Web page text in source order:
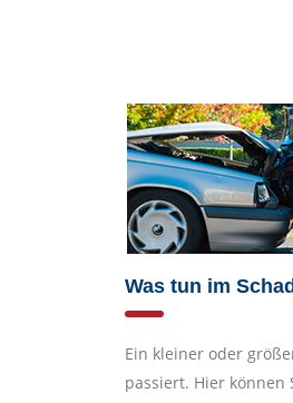
Was tun im
Ein kleiner oder
passiert. Hier können